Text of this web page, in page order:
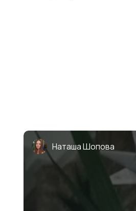
Наташа Шопова